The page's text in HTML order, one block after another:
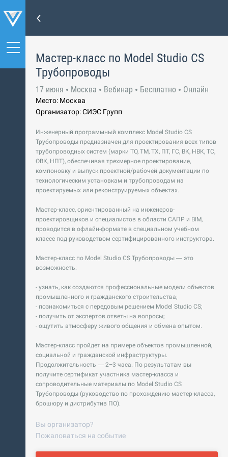
Мастер-класс по Model Studio CS
Трубопроводы
17 июня Москва Вебинар Бесплатно Онлайн
Место: Москва
Организатор: СИЭС Групп
Инженерный программный комплекс Model Studio CS
Трубопроводы предназначен для проектирования всех типов
трубопроводных систем (марки TO, TM, TX, ПТ, ГС, ВК, НВК, ТС,
ОВК, НПТ), обеспечивая трехмерное проектирование,
компоновку и выпуск проектной/рабочей документации по
технологическим установкам и трубопроводам на
проектируемых или реконструируемых объектах.
Мастер-класс, ориентированный на инженеров-
проектировщиков и специалистов в области САПР и BIM,
проводится в офлайн-формате в специальном учебном
классе под руководством сертифицированного инструктора.
Мастер-класс по Model Studio CS Трубопроводы — это
возможность:
- узнать, как создаются профессиональные модели объектов
промышленного и гражданского строительства;
- познакомиться с передовым решением Model Studio CS;
- получить от экспертов ответы на вопросы;
- ощутить атмосферу живого общения и обмена опытом.
Мастер-класс пройдет на примере объектов промышленной,
социальной и гражданской инфраструктуры.
Продолжительность — 2−3 часа. По результатам вы
получите сертификат участника мастер-класса и
сопроводительные материалы по Model Studio CS
Трубопроводы (руководство по прохождению мастер-класса,
брошюру и дистрибутив ПО).
Вы организатор?
Пожаловаться на событие